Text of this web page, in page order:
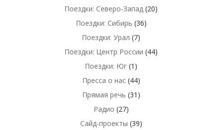
Поездки: Северо-Запад (20)
Поездки: Сибирь (36)
Поездки: Урал (7)
Поездки: Центр России (44)
Поездки: Юг (1)
Пресса о нас(44)
Прямая речь (31)
Радио (27)
Сайд-проекты (39)